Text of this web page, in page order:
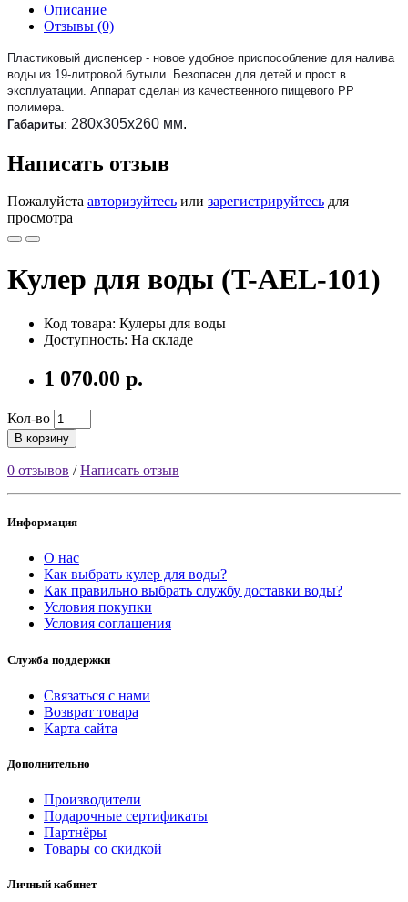
Описание
Отзывы (0)
Пластиковый диспенсер - новое удобное приспособление для налива
воды из 19-литровой бутыли. Безопасен для детей и прост в
эксплуатации. Аппарат сделан из качественного пищевого РР
полимера.
Габариты: 280х305х260 мм.
Написать отзыв
Пожалуйста авторизуйтесь или зарегистрируйтесь для
просмотра
Кулер для воды (T-AEL-101)
Код товара: Кулеры для воды
Доступность: На складе
1 070.00 р.
Кол-во
В корзину
0 отзывов /Написать отзыв
Информация
О нас
Как выбрать кулер для воды?
Как правильно выбрать службу доставки воды?
Условия покупки
Условия соглашения
Служба поддержки
Связаться с нами
Возврат товара
Карта сайта
Дополнительно
Производители
Подарочные сертификаты
Партнёры
Товары со скидкой
Личный кабинет